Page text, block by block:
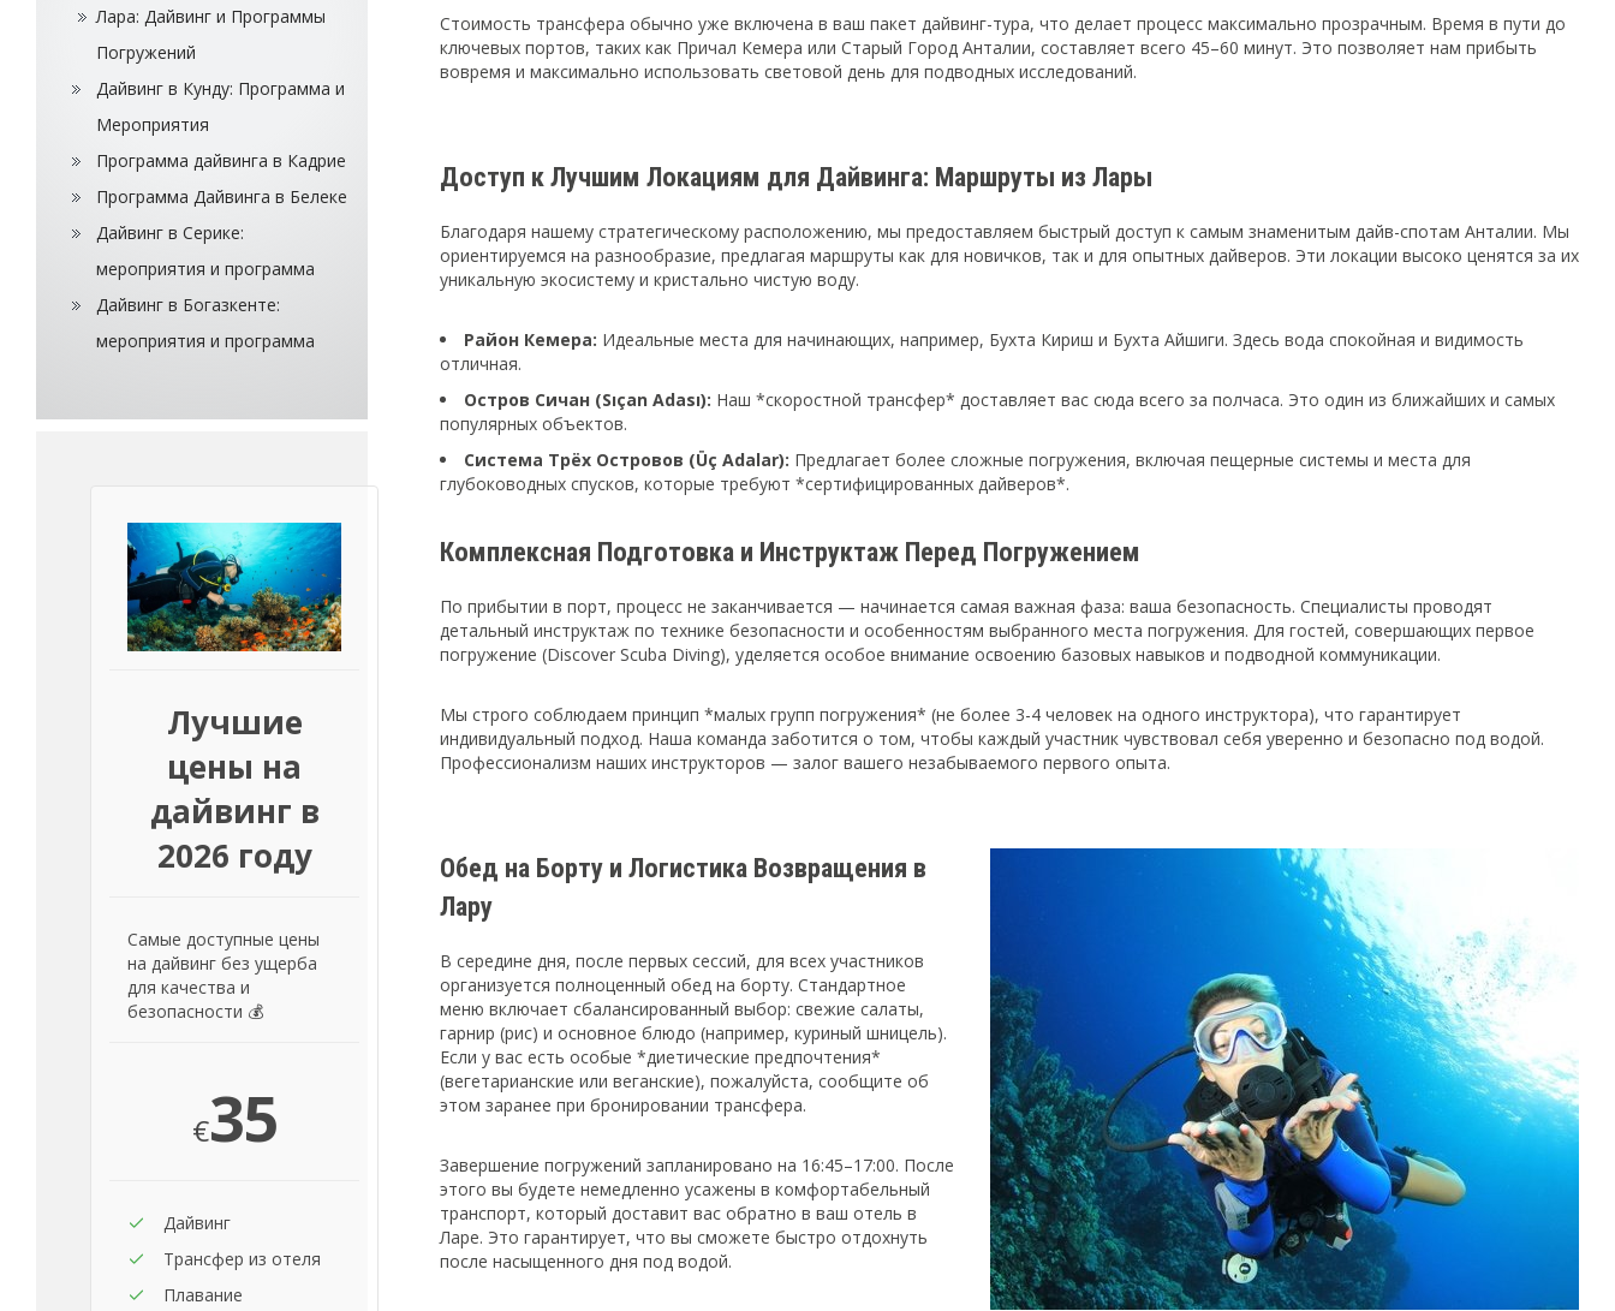
Стоимость трансфера обычно уже включена в ваш пакет дайвинг-тура, что делает процесс максимально прозрачным. Время в пути до
ключевых портов, таких как Причал Кемера или Старый Город Анталии, составляет всего 45–60 минут. Это позволяет нам прибыть
вовремя и максимально использовать световой день для подводных исследований.
Доступ к Лучшим Локациям для Дайвинга: Маршруты из Лары
Благодаря нашему стратегическому расположению, мы предоставляем быстрый доступ к самым знаменитым дайв-спотам Анталии. Мы
ориентируемся на разнообразие, предлагая маршруты как для новичков, так и для опытных дайверов. Эти локации высоко ценятся за их
уникальную экосистему и кристально чистую воду.
Район Кемера: Идеальные места для начинающих, например, Бухта Кириш и Бухта Айшиги. Здесь вода спокойная и видимость
отличная.
Остров Сичан (Sıçan Adası): Наш *скоростной трансфер* доставляет вас сюда всего за полчаса. Это один из ближайших и самых
популярных объектов.
Система Трёх Островов (Üç Adalar): Предлагает более сложные погружения, включая пещерные системы и места для
глубоководных спусков, которые требуют *сертифицированных дайверов*.
Комплексная Подготовка и Инструктаж Перед Погружением
По прибытии в порт, процесс не заканчивается — начинается самая важная фаза: ваша безопасность. Специалисты проводят
детальный инструктаж по технике безопасности и особенностям выбранного места погружения. Для гостей, совершающих первое
погружение (Discover Scuba Diving), уделяется особое внимание освоению базовых навыков и подводной коммуникации.
Мы строго соблюдаем принцип *малых групп погружения* (не более 3-4 человек на одного инструктора), что гарантирует
индивидуальный подход. Наша команда заботится о том, чтобы каждый участник чувствовал себя уверенно и безопасно под водой.
Профессионализм наших инструкторов — залог вашего незабываемого первого опыта.
Обед на Борту и Логистика Возвращения в
Лару
В середине дня, после первых сессий, для всех участников
организуется полноценный обед на борту. Стандартное
меню включает сбалансированный выбор: свежие салаты,
гарнир (рис) и основное блюдо (например, куриный шницель).
Если у вас есть особые *диетические предпочтения*
(вегетарианские или веганские), пожалуйста, сообщите об
этом заранее при бронировании трансфера.
Завершение погружений запланировано на 16:45–17:00. После
этого вы будете немедленно усажены в комфортабельный
транспорт, который доставит вас обратно в ваш отель в
Ларе. Это гарантирует, что вы сможете быстро отдохнуть
после насыщенного дня под водой.
Лара: Дайвинг и Программы
Погружений
Дайвинг в Кунду: Программа и
Мероприятия
Программа дайвинга в Кадрие
Программа Дайвинга в Белеке
Дайвинг в Серике:
мероприятия и программа
Дайвинг в Богазкенте:
мероприятия и программа
Лучшие
цены на
дайвинг в
2026 году
Самые доступные цены
на дайвинг без ущерба
для качества и
безопасности 💰
€35
Дайвинг
Трансфер из отеля
Плавание